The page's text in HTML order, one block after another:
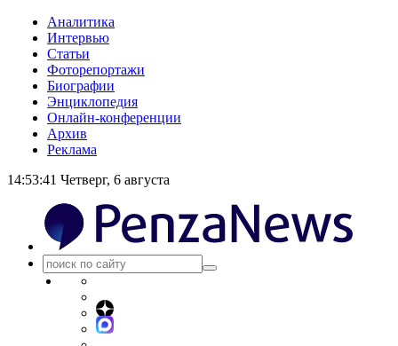
Аналитика
Интервью
Статьи
Фоторепортажи
Биографии
Энциклопедия
Онлайн-конференции
Архив
Реклама
14:53:41 Четверг, 6 августа